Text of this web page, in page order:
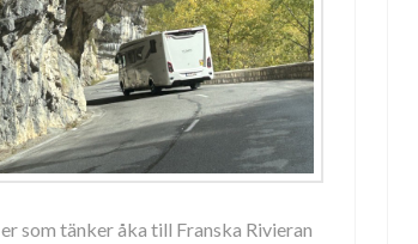
som tänker åka till Franska Rivieran